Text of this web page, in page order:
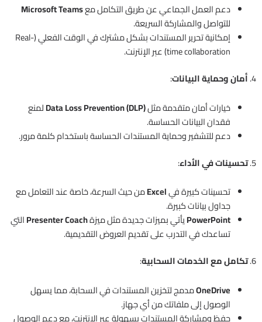
دعم العمل الجماعي عن طريق التكامل معMicrosoft Teams
للتواصل والمشاركة السريعة.
إمكانية تحرير المستندات بشكل مشترك في الوقت الفعلي (Real-
time collaboration) عبر الإنترنت.
4. أمان وحماية البيانات:
خيارات أمان متقدمة مثلData Loss Prevention (DLP)لمنع
فقدان البيانات الحساسة.
دعم للتشفير وحماية المستندات الحساسة باستخدام كلمة مرور.
5. تحسينات في الأداء:
تحسينات كبيرة فيExcelمن حيث السرعة، خاصة عند التعامل مع
جداول بيانات كبيرة.
PowerPointيأتي بميزات جديدة مثل ميزةPresenter Coachالتي
تساعدك في التدرب على تقديم العروض التقديمية.
6. تكامل مع الخدمات السحابية:
OneDriveمدمج لتخزين المستندات في السحابة، مما يسهل
الوصول إلى ملفاتك من أي جهاز.
حفظ ومشاركة المستندات بسهولة عبر الإنترنت، مع دعم الوصول